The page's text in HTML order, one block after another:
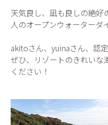
天気良し、凪も良しの絶好
人のオープンウォーターダ
akitoさん、yuinaさん、認
ぜひ、リゾートのきれいな
ください！